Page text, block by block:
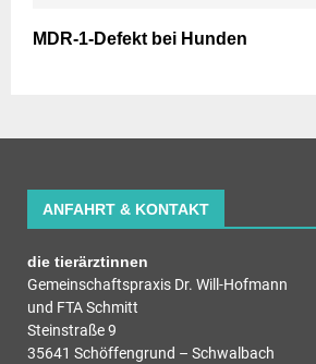
MDR-1-Defekt bei Hunden
ANFAHRT & KONTAKT
die tierärztinnen
Gemeinschaftspraxis Dr. Will-Hofmann
und FTA Schmitt
Steinstraße 9
35641 Schöffengrund – Schwalbach